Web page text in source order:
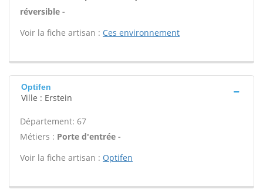
réversible -
Voir la fiche artisan : Ces environnement
Optifen
Ville : Erstein
Département: 67
Métiers : Porte d'entrée -
Voir la fiche artisan : Optifen